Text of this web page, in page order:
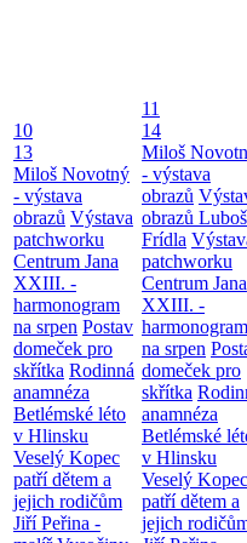
10
13
Miloš Novotný
- výstava
obrazů Výstava
patchworku
Centrum Jana
XXIII. -
harmonogram
na srpen Postav
domeček pro
skřítka Rodinná
anamnéza
Betlémské léto
v Hlinsku
Veselý Kopec
patří dětem a
jejich rodičům
Jiří Peřina -
11
14
Miloš
- výstava
obrazů
obrazů
Frídla
patchworku
Centrum Jana
XXIII. -
harmonogram
na srpen
domeček pro
skřítka
anamnéza
Betlémské
v Hlinsku
Veselý Kopec
patří dětem a
jejich